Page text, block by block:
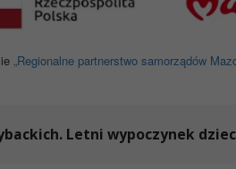
„Regionalne partnerstwo samorządów
Letni wypoczynek